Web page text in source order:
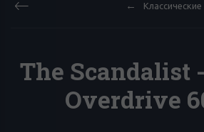
Классические
The Scandalist
Overdrive